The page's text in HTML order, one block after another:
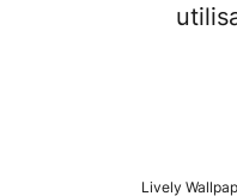
Lively